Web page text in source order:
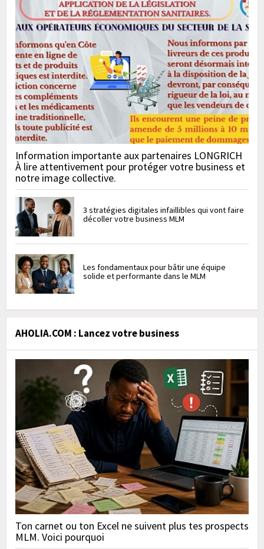
Information importante aux partenaires LONGRICH
À lire attentivement pour protéger votre business et
notre image collective.
3 stratégies digitales infaillibles qui vont faire
décoller votre business MLM
Les fondamentaux pour bâtir une équipe
solide et performante dans le MLM
AHOLIA.COM : Lancez votre business
Ton carnet ou ton Excel ne suivent plus tes prospects
MLM. Voici pourquoi